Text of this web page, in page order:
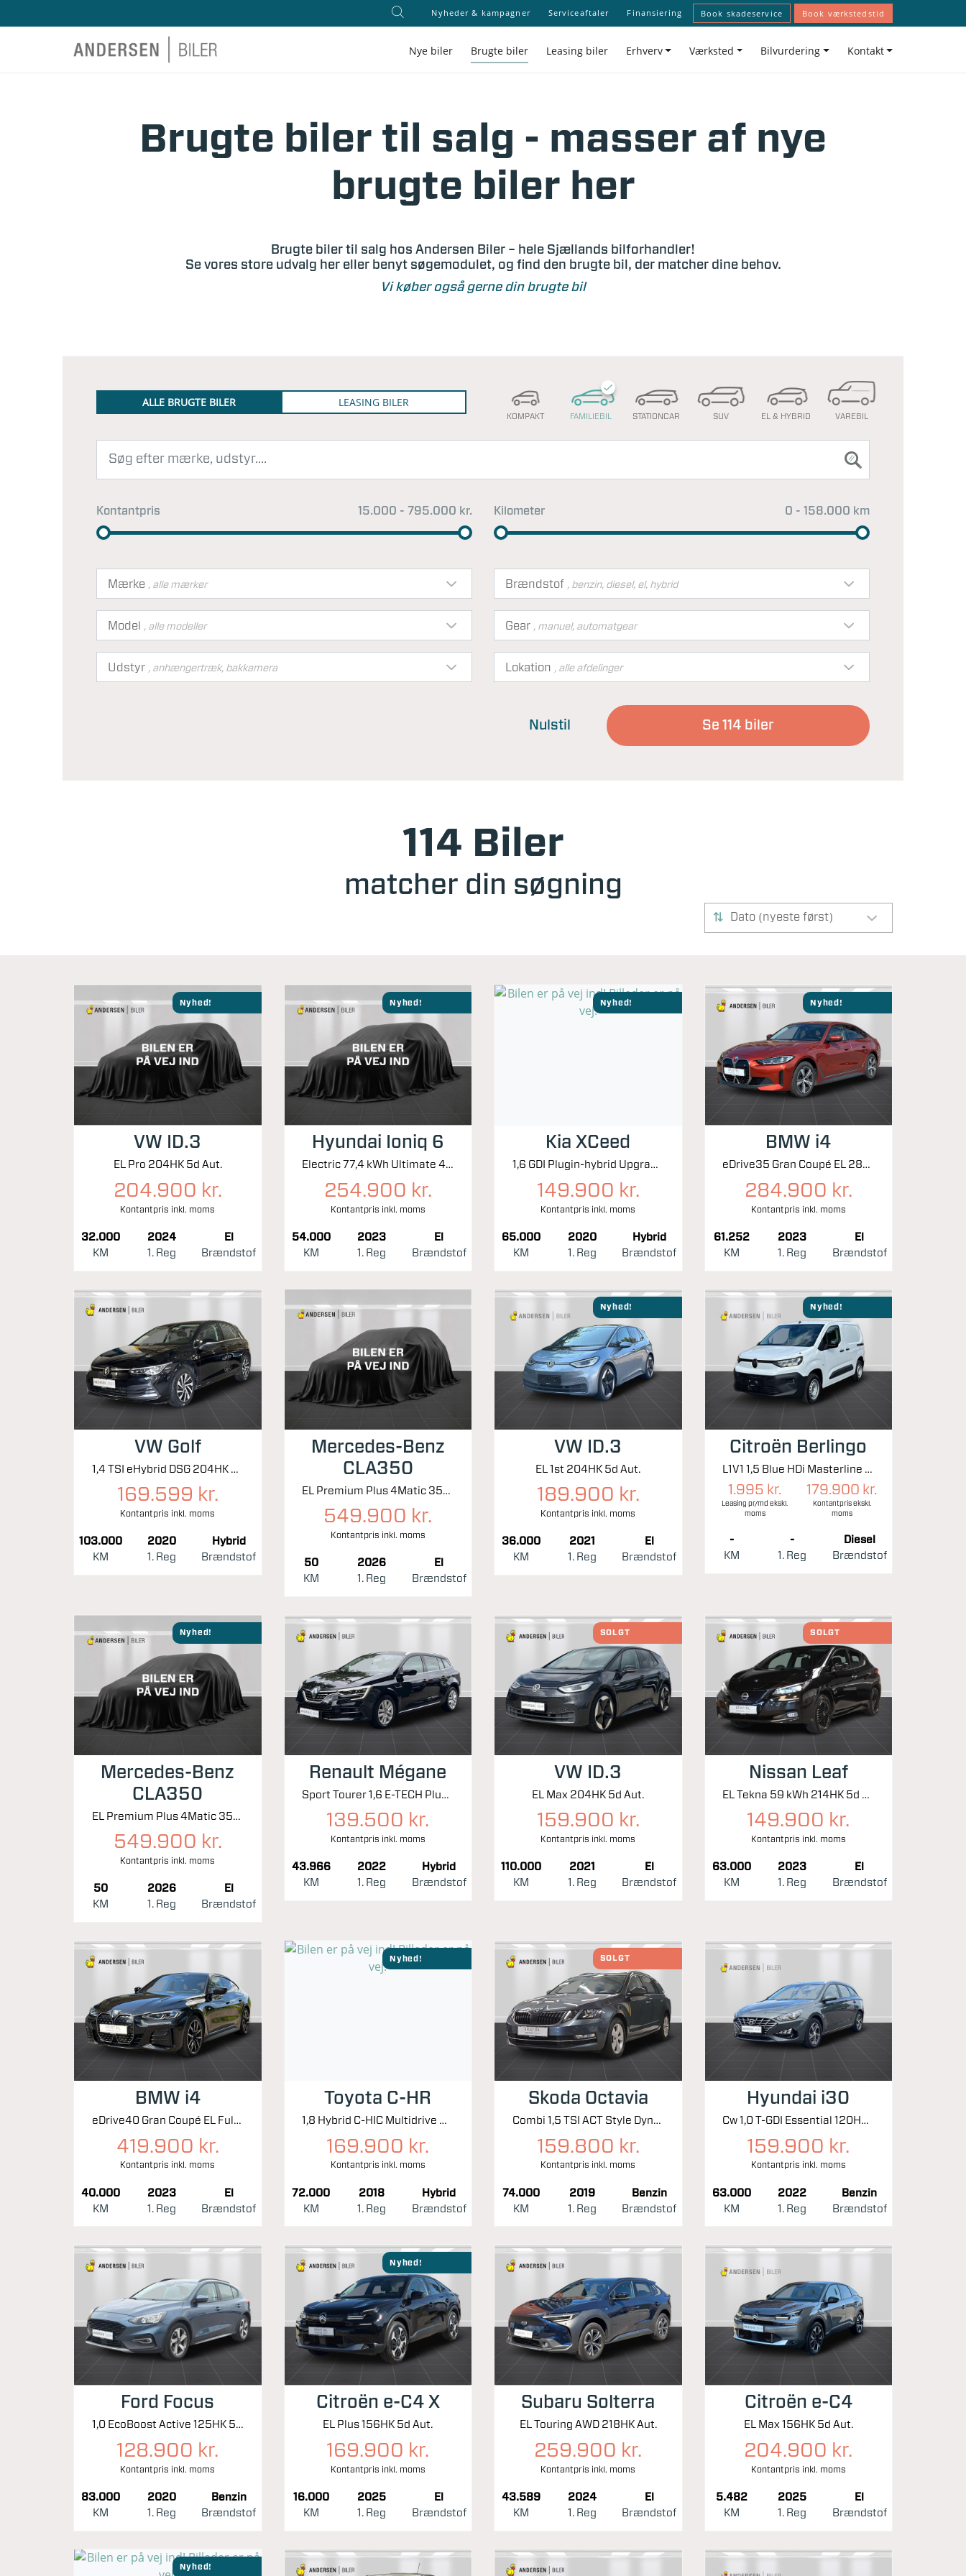
Nyheder & kampagner Serviceaftaler Finansiering Book skadeservice Book værkstedstid
Nye biler Brugte biler Leasing biler Erhverv Værksted Bilvurdering Kontakt
Brugte biler til salg - masser af nye
brugte biler her
Brugte biler til salg hos Andersen Biler – hele Sjællands bilforhandler!
Se vores store udvalg her eller benyt søgemodulet, og find den brugte bil, der matcher dine behov.
Vi køber også gerne din brugte bil
ALLE BRUGTE BILER LEASING BILER
KOMPAKT FAMILIEBIL STATIONCAR SUV EL & HYBRID VAREBIL
Kontantpris 15.000 - 795.000 kr. Kilometer 0 - 158.000 km
Mærke , alle mærker
Model , alle modeller
Brændstof , benzin, diesel, el, hybrid
Gear , manuel, automatgear
Udstyr , anhængertræk, bakkamera Lokation , alle afdelinger
Nulstil Se114 biler
114 Biler
matcher din søgning
Dato (nyeste først)
Nyhed!
VW ID.3
EL Pro 204HK 5d Aut.
204.900 kr.
Kontantpris inkl. moms
32.000
KM
2024
1. Reg
El
Brændstof
Nyhed!
Hyundai Ioniq 6
Electric 77,4 kWh Ultimate 4WD 325HK Aut.
254.900 kr.
Kontantpris inkl. moms
54.000
KM
2023
1. Reg
El
Brændstof
Nyhed!
Kia XCeed
1,6 GDI Plugin-hybrid Upgrade m/Plus DCT 141HK 5d 6g Aut.
149.900 kr.
Kontantpris inkl. moms
65.000
KM
2020
1. Reg
Hybrid
Brændstof
Nyhed!
BMW i4
eDrive35 Gran Coupé EL 286HK 5d Aut.
284.900 kr.
Kontantpris inkl. moms
61.252
KM
2023
1. Reg
El
Brændstof
VW Golf
1,4 TSI eHybrid DSG 204HK 5d 6g Aut.
169.599 kr.
Kontantpris inkl. moms
103.000
KM
2020
1. Reg
Hybrid
Brændstof
Mercedes-Benz
CLA350
EL Premium Plus 4Matic 354HK 5d Aut.
549.900 kr.
Kontantpris inkl. moms
50
KM
2026
1. Reg
El
Brændstof
Nyhed!
VW ID.3
EL 1st 204HK 5d Aut.
189.900 kr.
Kontantpris inkl. moms
36.000
KM
2021
1. Reg
El
Brændstof
Nyhed!
Citroën Berlingo
L1V1 1,5 Blue HDi Masterline 100HK 6g
1.995 kr.
Leasing pr/md ekskl.
moms
179.900 kr.
Kontantpris ekskl.
moms
-
KM
-
1. Reg
Diesel
Brændstof
Nyhed!
Mercedes-Benz
CLA350
EL Premium Plus 4Matic 354HK 5d Aut.
549.900 kr.
Kontantpris inkl. moms
50
KM
2026
1. Reg
El
Brændstof
Renault Mégane
Sport Tourer 1,6 E-TECH Plugin-hybrid Zen 160HK Stc Aut.
139.500 kr.
Kontantpris inkl. moms
43.966
KM
2022
1. Reg
Hybrid
Brændstof
SOLGT
VW ID.3
EL Max 204HK 5d Aut.
159.900 kr.
Kontantpris inkl. moms
110.000
KM
2021
1. Reg
El
Brændstof
SOLGT
Nissan Leaf
EL Tekna 59 kWh 214HK 5d Aut.
149.900 kr.
Kontantpris inkl. moms
63.000
KM
2023
1. Reg
El
Brændstof
BMW i4
eDrive40 Gran Coupé EL Fully Charged M-Sport 340HK 5d Aut.
419.900 kr.
Kontantpris inkl. moms
40.000
KM
2023
1. Reg
El
Brændstof
Nyhed!
Toyota C-HR
1,8 Hybrid C-HIC Multidrive S 122HK 5d Aut.
169.900 kr.
Kontantpris inkl. moms
72.000
KM
2018
1. Reg
Hybrid
Brændstof
SOLGT
Skoda Octavia
Combi 1,5 TSI ACT Style Dynamic DSG 150HK Stc 7g Aut.
159.800 kr.
Kontantpris inkl. moms
74.000
KM
2019
1. Reg
Benzin
Brændstof
Hyundai i30
Cw 1,0 T-GDI Essential 120HK Stc 6g
159.900 kr.
Kontantpris inkl. moms
63.000
KM
2022
1. Reg
Benzin
Brændstof
Ford Focus
1,0 EcoBoost Active 125HK 5d 8g Aut.
128.900 kr.
Kontantpris inkl. moms
83.000
KM
2020
1. Reg
Benzin
Brændstof
Nyhed!
Citroën e-C4 X
EL Plus 156HK 5d Aut.
169.900 kr.
Kontantpris inkl. moms
16.000
KM
2025
1. Reg
El
Brændstof
Subaru Solterra
EL Touring AWD 218HK Aut.
259.900 kr.
Kontantpris inkl. moms
43.589
KM
2024
1. Reg
El
Brændstof
Citroën e-C4
EL Max 156HK 5d Aut.
204.900 kr.
Kontantpris inkl. moms
5.482
KM
2025
1. Reg
El
Brændstof
Nyhed!